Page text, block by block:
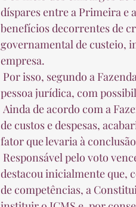
díspares entre a Primeira e
benefícios decorrentes de
governamental de custeio,
empresa.
pessoa jurídica, com
de custos e despesas,
fator que levaria à
destacou inicialmente que,
de competências, a